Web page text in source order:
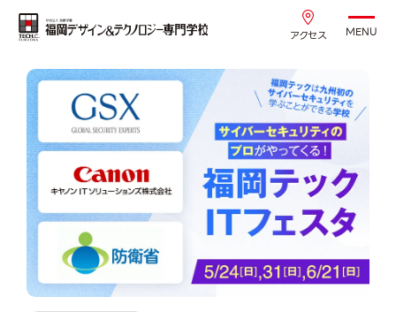
アクセス MENU